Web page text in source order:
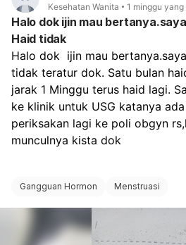
Kesehatan Wanita 1 minggu yang
Halo dok ijin mau
Haid tidak
Halo dok  ijin mau
tidak teratur dok. Satu bulan
jarak 1 Minggu terus haid lagi.
ke klinik untuk USG katanya
periksakan lagi ke poli obgyn
munculnya kista dok
Gangguan Hormon Menstruasi